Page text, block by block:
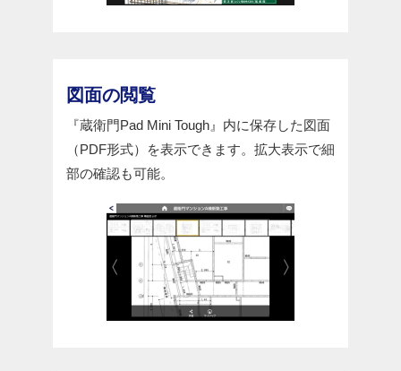
図面の閲覧
『蔵衛門Pad Mini Tough』内に保存した図面
（PDF形式）を表示できます。拡大表示で細
部の確認も可能。